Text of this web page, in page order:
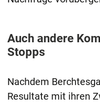
Auch andere
Stopps
Nachdem
Resultate mit ihren